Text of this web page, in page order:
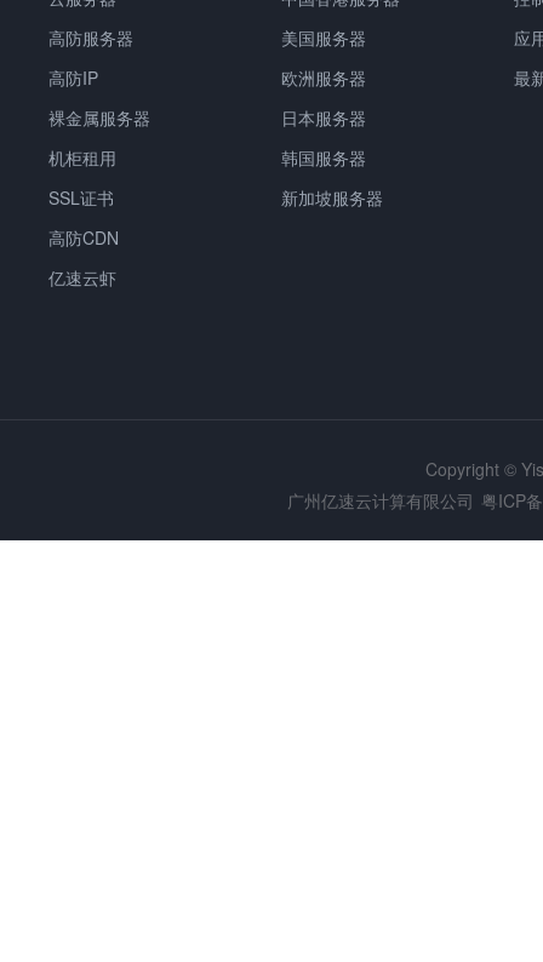
高防服务器
高防IP
裸金属服务器
机柜租用
SSL证书
高防CDN
亿速云虾
美国服务器
欧洲服务器
日本服务器
韩国服务器
新加坡服务器
应
最
Copyright ©
广州亿速云计算有限公司 粤ICP